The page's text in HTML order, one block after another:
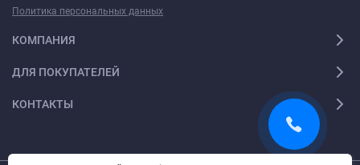
Политика персональных данных
КОМПАНИЯ
ДЛЯ ПОКУПАТЕЛЕЙ
КОНТАКТЫ